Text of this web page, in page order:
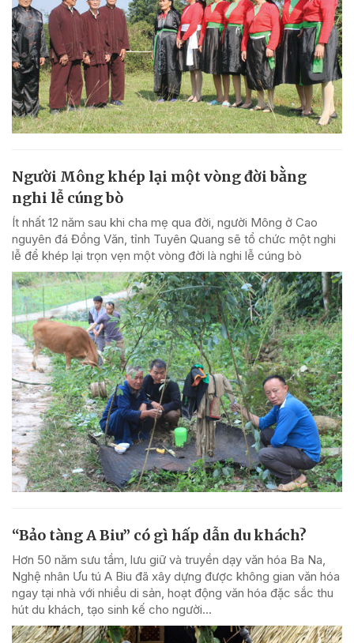
Người Mông khép lại một vòng đời bằng
nghi lễ cúng bò
Ít nhất 12 năm sau khi cha mẹ qua đời, người Mông ở Cao
nguyên đá Đồng Văn, tỉnh Tuyên Quang sẽ tổ chức một nghi
lễ để khép lại trọn vẹn một vòng đời là nghi lễ cúng bò
“Bảo tàng A Biu” có gì hấp dẫn du khách?
Hơn 50 năm sưu tầm, lưu giữ và truyền dạy văn hóa Ba Na,
Nghệ nhân Ưu tú A Biu đã xây dựng được không gian văn hóa
ngay tại nhà với nhiều di sản, hoạt động văn hóa đặc sắc thu
hút du khách, tạo sinh kế cho người...